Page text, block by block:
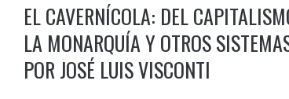
EL CAVERNÍCOLA: DEL
LA MONARQUÍA Y OTROS
POR JOSÉ LUIS VISCONTI